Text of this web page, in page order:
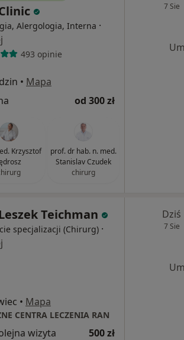
Alergologia, Interna ·
493 opinie
• Mapa
od 300 zł
Krzysztof
prof. dr hab. n. med.
Stanislav Czudek
chirurg
7 Sie
Teichman
specjalizacji (Chirurg) ·
• Mapa
CENTRA LECZENIA RAN
wizyta 500 zł
Dziś
7 Sie